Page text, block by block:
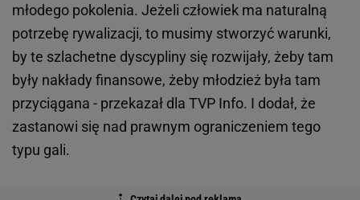
młodego pokolenia. Jeżeli człowiek ma naturalną
potrzebę rywalizacji, to musimy stworzyć warunki,
by te szlachetne dyscypliny się rozwijały, żeby tam
były nakłady finansowe, żeby młodzież była tam
przyciągana - przekazał dla TVP Info. I dodał, że
zastanowi się nad prawnym ograniczeniem tego
typu gali.